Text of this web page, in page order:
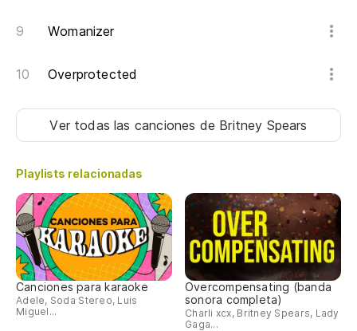
Womanizer
Overprotected
Ver todas las canciones de Britney Spears
Playlists relacionadas
Canciones para karaoke
Adele, Soda Stereo, Luis
Miguel...
Overcompensating (banda
sonora completa)
Charli xcx, Britney Spears, Lady
Gaga...